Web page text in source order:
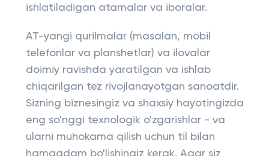
ishlatiladigan atamalar va iboralar.
AT-yangi qurilmalar (masalan, mobil
telefonlar va planshetlar) va ilovalar
doimiy ravishda yaratilgan va ishlab
chiqarilgan tez rivojlanayotgan sanoatdir.
Sizning biznesingiz va shaxsiy hayotingizda
eng so'nggi texnologik o'zgarishlar - va
ularni muhokama qilish uchun til bilan
hamqadam bo'lishingiz kerak. Agar siz